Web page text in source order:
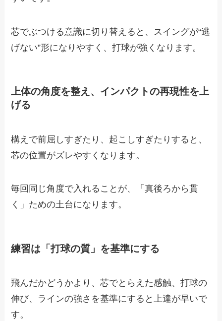
芯でぶつける意識に切り替えると、スイングが“逃
げない”形になりやすく、打球が強くなります。
上体の角度を整え、インパクトの再現性を上
げる
構えで前屈しすぎたり、起こしすぎたりすると、
芯の位置がズレやすくなります。
毎回同じ角度で入れることが、「真後ろから貫
く」ための土台になります。
練習は「打球の質」を基準にする
飛んだかどうかより、芯でとらえた感触、打球の
伸び、ラインの強さを基準にすると上達が早いで
す。